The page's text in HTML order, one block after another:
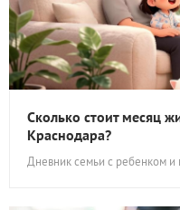
Сколько стоит месяц
Краснодара?
Дневник семьи с ребенком и